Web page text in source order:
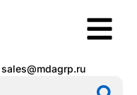
sales@mdagrp.ru